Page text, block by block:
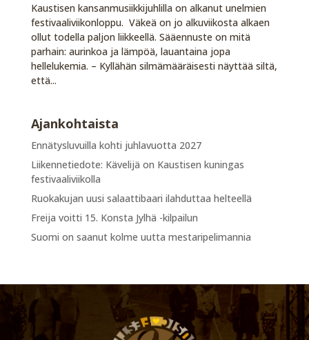
Kaustisen kansanmusiikkijuhlilla on alkanut unelmien
festivaaliviikonloppu. Väkeä on jo alkuviikosta alkaen
ollut todella paljon liikkeellä. Sääennuste on mitä
parhain: aurinkoa ja lämpöä, lauantaina jopa
hellelukemia. – Kyllähän silmämääräisesti näyttää siltä,
että...
Ajankohtaista
Ennätysluvuilla kohti juhlavuotta 2027
Liikennetiedote: Kävelijä on Kaustisen kuningas
festivaaliviikolla
Ruokakujan uusi salaattibaari ilahduttaa helteellä
Freija voitti 15. Konsta Jylhä -kilpailun
Suomi on saanut kolme uutta mestaripelimannia